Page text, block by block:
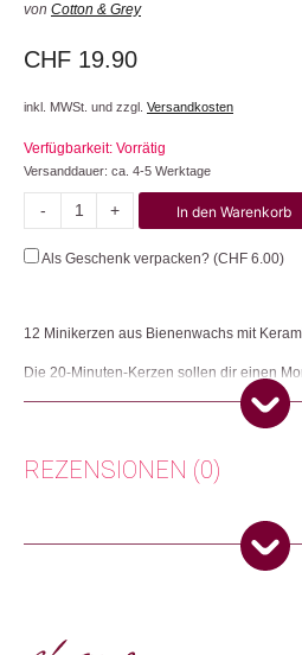
von Cotton & Grey
CHF 19.90
inkl. MWSt. und zzgl. Versandkosten
Verfügbarkeit: Vorrätig
Versanddauer: ca. 4-5 Werktage
-
Entspannung
+ In den Warenkorb
Als Geschenk verpacken? (CHF 6.00)
12 Minikerzen aus Bienenwachs mit
Die 20-Minuten-Kerzen sollen dir einen
stressigen Alltag bieten. Zünde eine der
und atme langsam, löse die Spannung,
Produktion: Grossbritannien
Valentinstag 💗,
REZENSIONEN (0)
Es gibt noch keine Rezensionen.